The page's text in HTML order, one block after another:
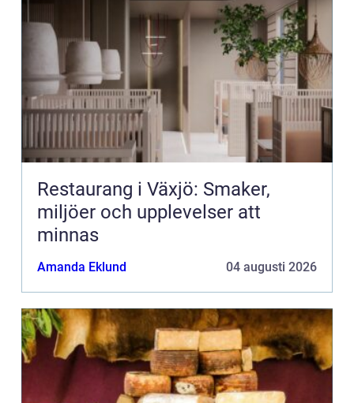
Restaurang i Växjö: Smaker,
miljöer och upplevelser att
minnas
Amanda Eklund 04 augusti 2026